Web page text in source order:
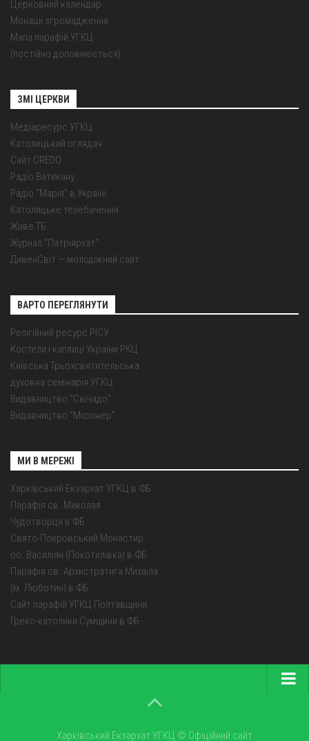
Церковний календар
Монаші згромадження
Мапа парафій УГКЦ
(постійно доповнюється)
ЗМІ ЦЕРКВИ
Медіаресурс УГКЦ
Католицький оглядач
Сайт CREDO
Радіо Ватикану
Радіо "Марія" в Україні
Католицьке телебачення
Живе ТБ
Журнал "Патріярхат"
ДивенСвіт — молодіжний сайт
ВАРТО ПЕРЕГЛЯНУТИ
Релігійний ресурс РІСУ
Костели і каплиці України РКЦ
Київська Трьохсвятительська
духовна семінарія УГКЦ
Видавництво "Свічадо"
Видавництво "Місіонер"
МИ В МЕРЕЖІ
Харківський Екзархат УГКЦ в ФБ
Парафія св. Миколая
Чудотворця в ФБ
Свято-Покровський Монастир
оо. Василіян (Покотилівка) в ФБ
Парафія св. Архистратига Михаїла
(м. Люботин) в ФБ
Сайт парафій УГКЦ Полтавщини
Греко-католики Сумщини в ФБ
Про екзархатХарківський Екзархат УГКЦ © Офіційний сайт